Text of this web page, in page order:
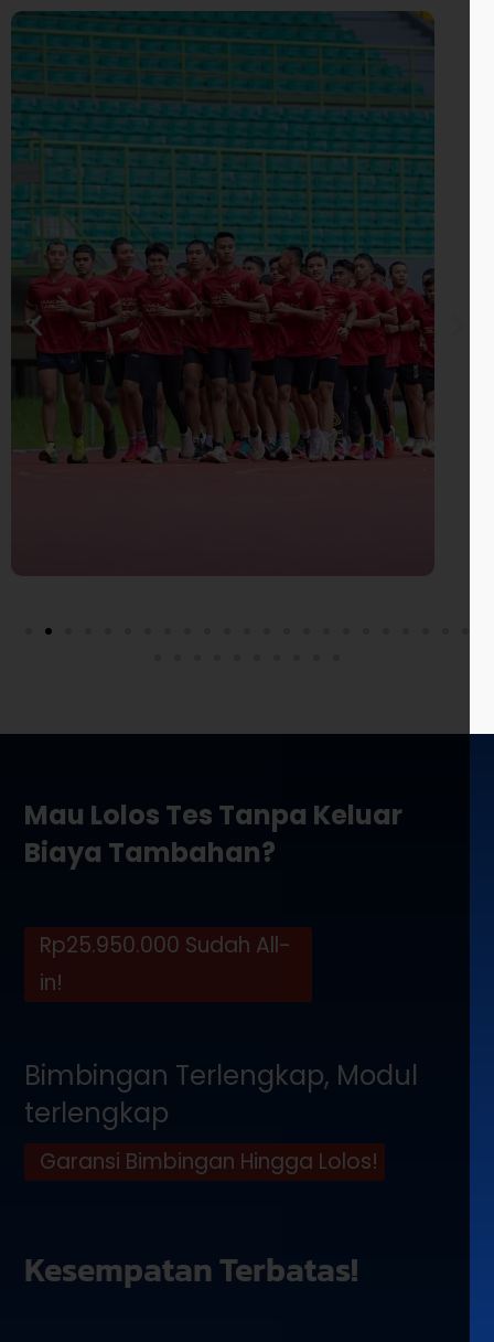
Mau Lolos Tes Tanpa Keluar
Biaya Tambahan?
Rp25.950.000 Sudah All-
in!
Bimbingan Terlengkap, Modul
terlengkap
Garansi Bimbingan Hingga Lolos!
Kesempatan Terbatas!